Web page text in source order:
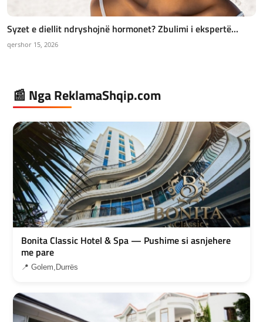
Syzet e diellit ndryshojnë hormonet? Zbulimi i ekspertë...
qershor 15, 2026
📰 Nga ReklamaShqip.com
Bonita Classic Hotel & Spa — Pushime si asnjehere
me pare
📍 Golem,Durrës